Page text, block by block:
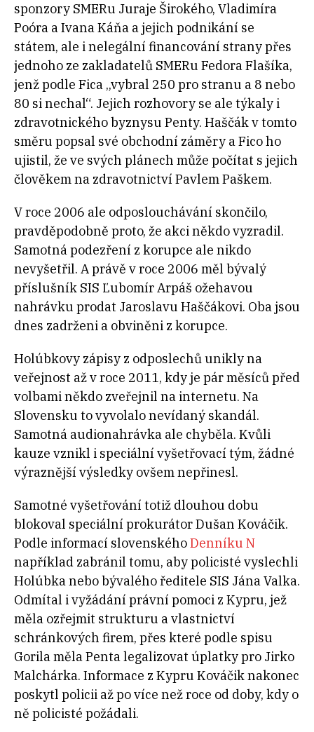
sponzory SMERu Juraje Širokého, Vladimíra
Poóra a Ivana Káňa a jejich podnikání se
státem, ale i nelegální financování strany přes
jednoho ze zakladatelů SMERu Fedora Flašíka,
jenž podle Fica „vybral 250 pro stranu a 8 nebo
80 si nechal“. Jejich rozhovory se ale týkaly i
zdravotnického byznysu Penty. Haščák v tomto
směru popsal své obchodní záměry a Fico ho
ujistil, že ve svých plánech může počítat s jejich
člověkem na zdravotnictví Pavlem Paškem.
V roce 2006 ale odposlouchávání skončilo,
pravděpodobně proto, že akci někdo vyzradil.
Samotná podezření z korupce ale nikdo
nevyšetřil. A právě v roce 2006 měl bývalý
příslušník SIS Ľubomír Arpáš ožehavou
nahrávku prodat Jaroslavu Haščákovi. Oba jsou
dnes zadrženi a obviněni z korupce.
Holúbkovy zápisy z odposlechů unikly na
veřejnost až v roce 2011, kdy je pár měsíců před
volbami někdo zveřejnil na internetu. Na
Slovensku to vyvolalo nevídaný skandál.
Samotná audionahrávka ale chyběla. Kvůli
kauze vznikl i speciální vyšetřovací tým, žádné
výraznější výsledky ovšem nepřinesl.
Samotné vyšetřování totiž dlouhou dobu
blokoval speciální prokurátor Dušan Kováčik.
Podle informací slovenskéhoDenníku N
například zabránil tomu, aby policisté vyslechli
Holúbka nebo bývalého ředitele SIS Jána Valka.
Odmítal i vyžádání právní pomoci z Kypru, jež
měla ozřejmit strukturu a vlastnictví
schránkových firem, přes které podle spisu
Gorila měla Penta legalizovat úplatky pro Jirko
Malchárka. Informace z Kypru Kováčik nakonec
poskytl policii až po více než roce od doby, kdy o
ně policisté požádali.